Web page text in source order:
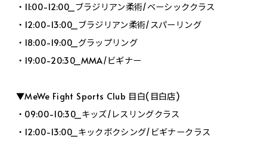
・11:00-12:00_ブラジリアン柔術/ベーシッククラス
・12:00-13:00_ブラジリアン柔術/スパーリング
・18:00-19:00_グラップリング
・19:00-20:30_MMA/ビギナー
▼MeWe Fight Sports Club 目白(目白店)
・09:00-10:30_キッズ/レスリングクラス
・12:00-13:00_キックボクシング/ビギナークラス